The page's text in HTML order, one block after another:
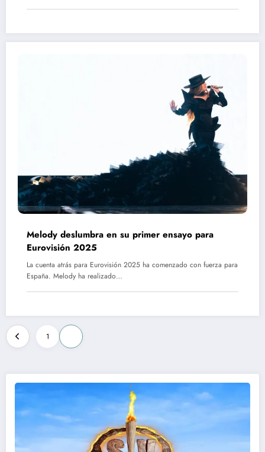
Melody deslumbra en su primer ensayo para
Eurovisión 2025
La cuenta atrás para Eurovisión 2025 ha comenzado con fuerza para
España. Melody ha realizado…
Paginación
de
entradas
1